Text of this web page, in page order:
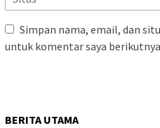
Simpan nama, email, dan
untuk komentar saya
BERITA UTAMA